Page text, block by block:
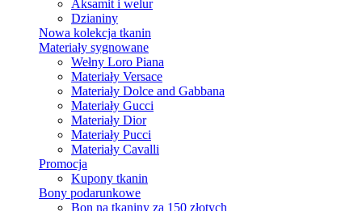
Aksamit i welur
Dzianiny
Nowa kolekcja tkanin
Materiały sygnowane
Wełny Loro Piana
Materiały Versace
Materiały Dolce and Gabbana
Materiały Gucci
Materiały Dior
Materiały Pucci
Materiały Cavalli
Promocja
Kupony tkanin
Bony podarunkowe
Bon na tkaniny za 150 złotych